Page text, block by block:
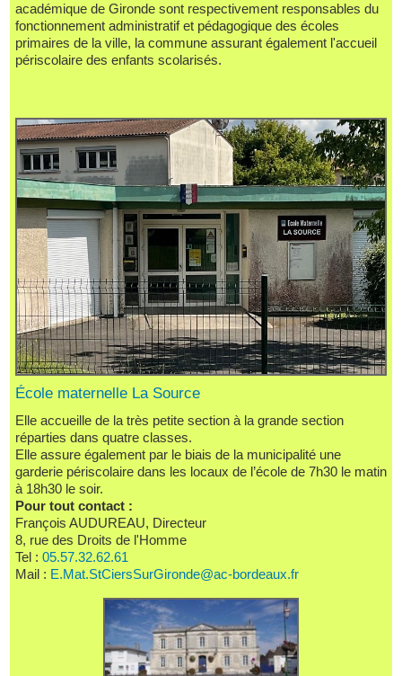
académique de Gironde sont respectivement responsables du
fonctionnement administratif et pédagogique des écoles
primaires de la ville, la commune assurant également l'accueil
périscolaire des enfants scolarisés.
École maternelle La Source
Elle accueille de la très petite section à la grande section
réparties dans quatre classes.
Elle assure également par le biais de la municipalité une
garderie périscolaire dans les locaux de l’école de 7h30 le matin
à 18h30 le soir.
Pour tout contact :
François AUDUREAU, Directeur
8, rue des Droits de l'Homme
Tel : 05.57.32.62.61
Mail : E.Mat.StCiersSurGironde@ac-bordeaux.fr